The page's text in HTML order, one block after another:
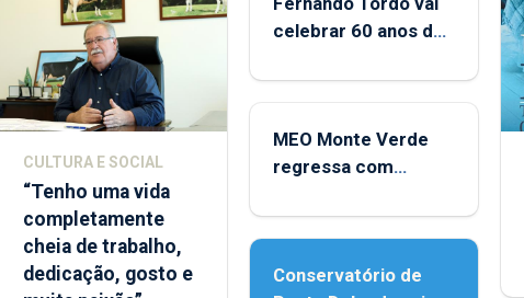
CULTURA E SOCIAL
“Tenho uma vida
completamente
cheia de trabalho,
dedicação, gosto e
celebrar 60 anos de
Micaelense
MEO Monte Verde
regressa com
acessibilidade
Conservatório de